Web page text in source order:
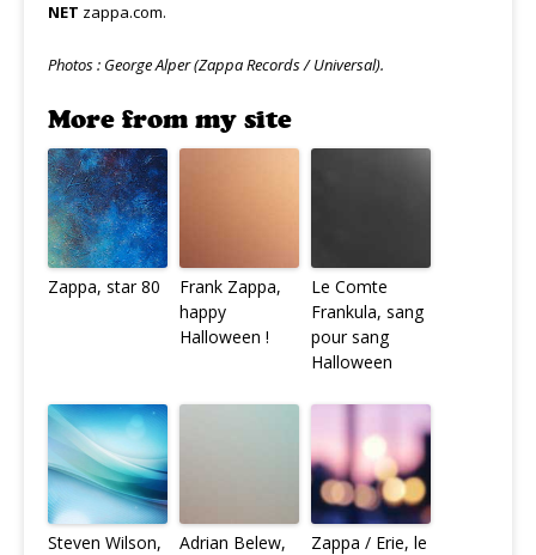
NET zappa.com.
Photos : George Alper (Zappa Records / Universal).
More from my site
Zappa, star 80
Frank Zappa,
happy
Halloween !
Le Comte
Frankula, sang
pour sang
Halloween
Steven Wilson,
Adrian Belew,
Zappa / Erie, le